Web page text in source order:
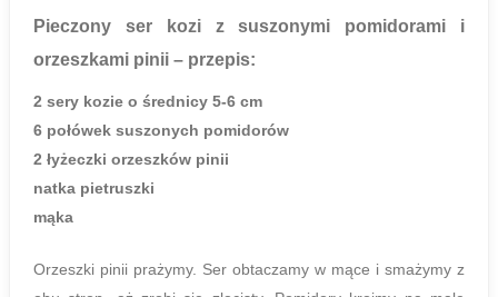
Pieczony ser kozi z suszonymi pomidorami i
orzeszkami pinii – przepis:
2 sery kozie o średnicy 5-6 cm
6 połówek suszonych pomidorów
2 łyżeczki orzeszków pinii
natka pietruszki
mąka
Orzeszki pinii prażymy. Ser obtaczamy w mące i smażymy z